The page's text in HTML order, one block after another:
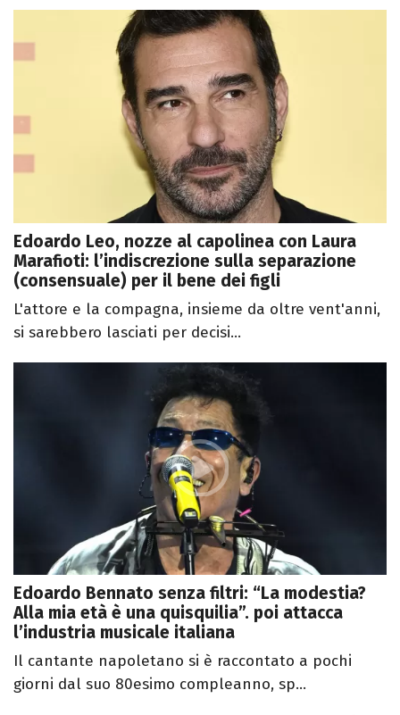
Edoardo Leo, nozze al capolinea con Laura
Marafioti: l’indiscrezione sulla separazione
(consensuale) per il bene dei figli
L'attore e la compagna, insieme da oltre vent'anni,
si sarebbero lasciati per decisi...
Edoardo Bennato senza filtri: “La modestia?
Alla mia età è una quisquilia”. poi attacca
l’industria musicale italiana
Il cantante napoletano si è raccontato a pochi
giorni dal suo 80esimo compleanno, sp...